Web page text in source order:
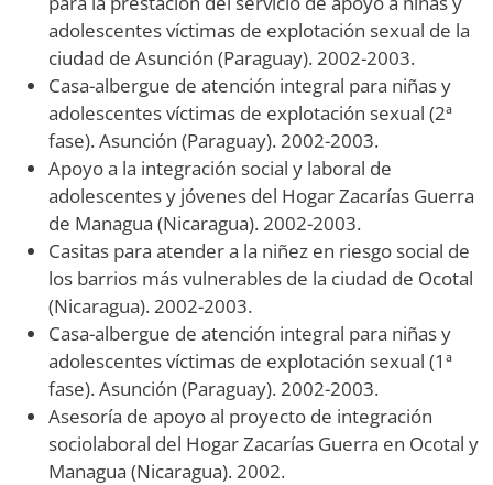
adolescentes víctimas de explotación sexual de la
ciudad de Asunción (Paraguay). 2002-2003.
Casa-albergue de atención integral para niñas y
adolescentes víctimas de explotación sexual (2ª
fase). Asunción (Paraguay). 2002-2003.
Apoyo a la integración social y laboral de
adolescentes y jóvenes del Hogar Zacarías Guerra
de Managua (Nicaragua). 2002-2003.
Casitas para atender a la niñez en riesgo social de
los barrios más vulnerables de la ciudad de Ocotal
(Nicaragua). 2002-2003.
Casa-albergue de atención integral para niñas y
adolescentes víctimas de explotación sexual (1ª
fase). Asunción (Paraguay). 2002-2003.
Asesoría de apoyo al proyecto de integración
sociolaboral del Hogar Zacarías Guerra en Ocotal y
Managua (Nicaragua). 2002.